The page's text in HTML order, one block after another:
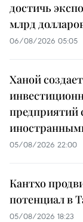
достичь
млрд
06/08/2026 05:05
Ханой
05/08/2026 22:00
Кантхо
потенциал в
05/08/2026 18:23